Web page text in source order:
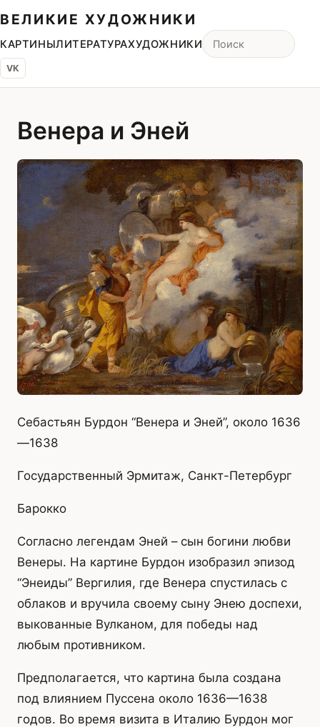
ВЕЛИКИЕ ХУДОЖНИКИ
КАРТИНЫЛИТЕРАТУРАХУДОЖНИКИ
VK
Венера и Эней
Себастьян Бурдон “Венера и Эней”, около 1636
—1638
Государственный Эрмитаж, Санкт-Петербург
Барокко
Согласно легендам Эней – сын богини любви
Венеры. На картине Бурдон изобразил эпизод
“Энеиды” Вергилия, где Венера спустилась с
облаков и вручила своему сыну Энею доспехи,
выкованные Вулканом, для победы над
любым противником.
Предполагается, что картина была создана
под влиянием Пуссена около 1636—1638
годов. Во время визита в Италию Бурдон мог